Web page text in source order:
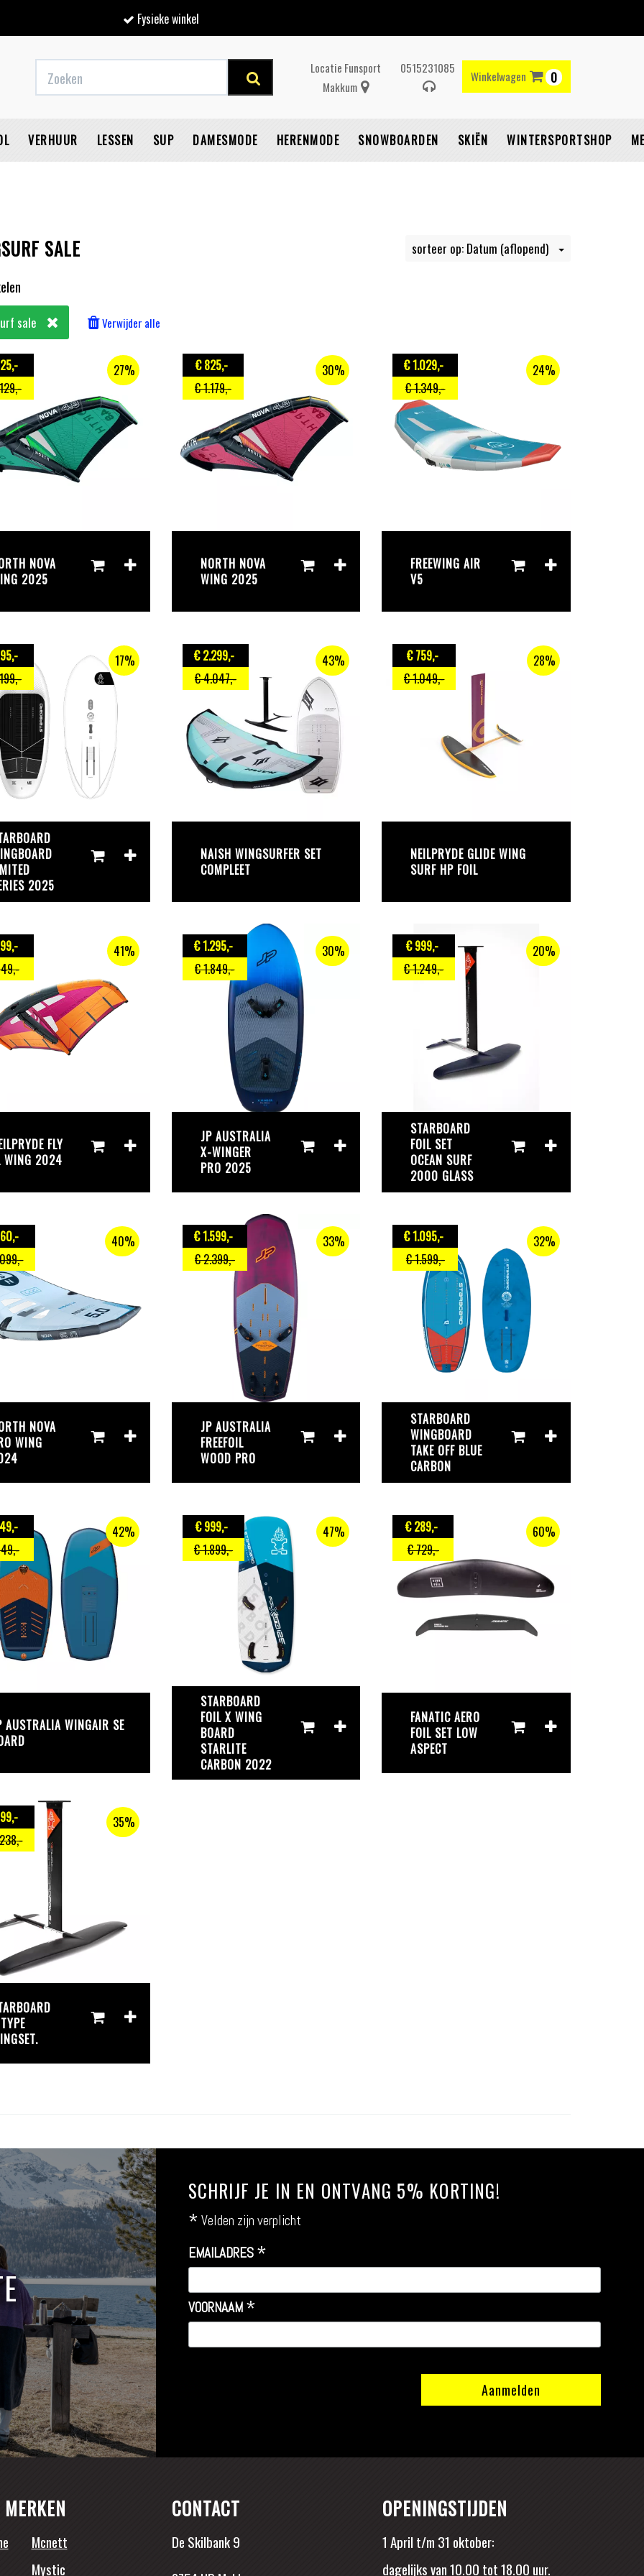
Fysieke winkel
Locatie Funsport
Makkum
0515231085
Winkelwagen 0
Winkelwagen
Vul hem met producten.
VERHUUR LESSEN SUP DAMESMODE HERENMODE SNOWBOARDEN SKIËN WINTERSPORTSHOP
SALE sorteer op: Datum (aflopend)
sale Verwijder alle
,-
,-
27%
NOVA
2025
€ 825,-
€ 1.179,-
30%
NORTH NOVA
WING 2025
€ 1.029,-
€ 1.349,-
24%
FREEWING AIR
V5
,-
,-
17%
2025
€ 2.299,-
€ 4.047,-
43%
NAISH WINGSURFER SET
COMPLEET
€ 759,-
€ 1.049,-
28%
NEILPRYDE GLIDE WING
SURF HP FOIL
,-
,-
41%
FLY
WING 2024
€ 1.295,-
€ 1.849,-
30%
JP AUSTRALIA
X-WINGER
PRO 2025
€ 999,-
€ 1.249,-
20%
STARBOARD
FOIL SET
OCEAN SURF
2000 GLASS
,-
,-
40%
NOVA
WING
€ 1.599,-
€ 2.399,-
33%
JP AUSTRALIA
FREEFOIL
WOOD PRO
€ 1.095,-
€ 1.599,-
32%
STARBOARD
WINGBOARD
TAKE OFF BLUE
CARBON
,-
,-
42%
AUSTRALIA WINGAIR SE
€ 999,-
€ 1.899,-
47%
STARBOARD
FOIL X WING
BOARD
STARLITE
CARBON 2022
€ 289,-
€ 729,-
60%
FANATIC AERO
FOIL SET LOW
ASPECT
,-
,-
35%
SCHRIJF JE IN EN ONTVANG 5% KORTING!
* Velden zijn verplicht
EMAILADRES *
VOORNAAM *
Mcnett
Mystic
CONTACT
De Skilbank 9
OPENINGSTIJDEN
1 April t/m 31 oktober:
dagelijks van 10.00 tot 18.00 uur.